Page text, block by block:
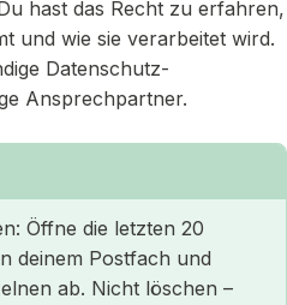
hast das Recht zu erfahren,
und wie sie verarbeitet wird.
Datenschutz-
Ansprechpartner.
Öffne die letzten 20
deinem Postfach und
ab. Nicht löschen –